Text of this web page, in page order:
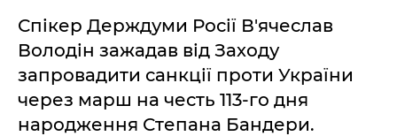
Спікер Держдуми Росії В'ячеслав
Володін зажадав від Заходу
запровадити санкції проти України
через марш на честь 113-го дня
народження Степана Бандери.